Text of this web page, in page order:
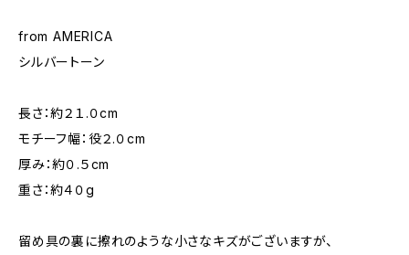
from AMERICA
シルバートーン
長さ：約２１.０cm
モチーフ幅：役２.０cm
厚み：約０.５cm
重さ：約４０g
留め具の裏に擦れのような小さなキズがございますが、